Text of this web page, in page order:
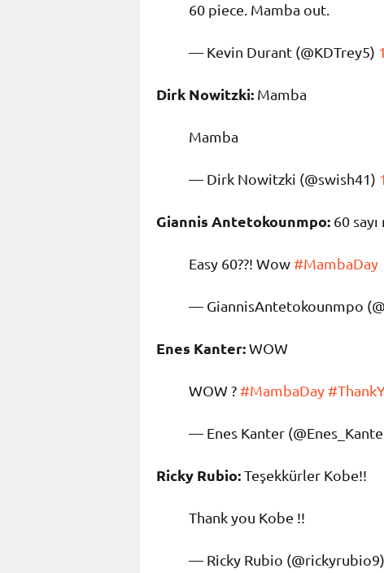
60 piece. Mamba out.
— Kevin Durant (@KDTrey5)
Dirk Nowitzki: Mamba
Mamba
— Dirk Nowitzki (@swish41)
Giannis Antetokounmpo: 60 sayı
Easy 60??! Wow#MambaDay
— GiannisAntetokounmpo
Enes Kanter:WOW
WOW ?#MambaDay
— Enes Kanter
Ricky Rubio:Teşekkürler Kobe!!
Thank you Kobe !!
— Ricky Rubio (@rickyrubio9)